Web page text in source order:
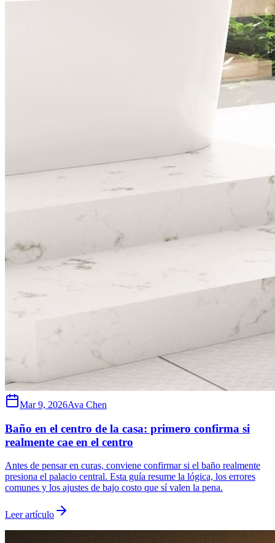
Mar 9, 2026Ava Chen
Baño en el centro de la casa: primero confirma si
realmente cae en el centro
Antes de pensar en curas, conviene confirmar si el baño realmente
presiona el palacio central. Esta guía resume la lógica, los errores
comunes y los ajustes de bajo costo que sí valen la pena.
Leer artículo